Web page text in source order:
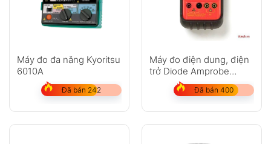
Máy đo đa năng Kyoritsu
6010A
Đã bán 242
Máy đo điện dung, điện
trở Diode Amprobe
CR50A
Đã bán 400